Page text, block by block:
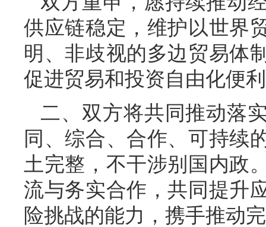
供应链稳定，维护以世界
明、非歧视的多边贸易体
促进贸易和投资自由化便
二、双方将共同推动落
同、综合、合作、可持续
土完整，不干涉别国内政
流与务实合作，共同提升
险挑战的能力，携手推动